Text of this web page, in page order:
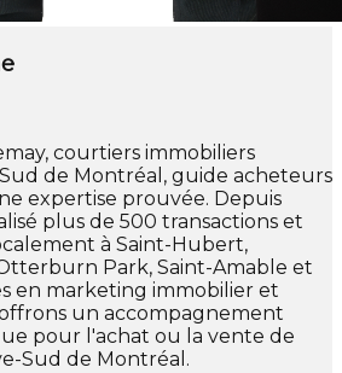
courtiers immobiliers
Sud de Montréal, guide acheteurs
expertise prouvée. Depuis
plus de 500 transactions et
à Saint-Hubert,
Park, Saint-Amable et
en marketing immobilier et
un accompagnement
pour l'achat ou la vente de
Sud de Montréal.